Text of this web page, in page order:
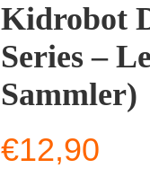
Kidrobot
Series –
Sammler)
€12,90